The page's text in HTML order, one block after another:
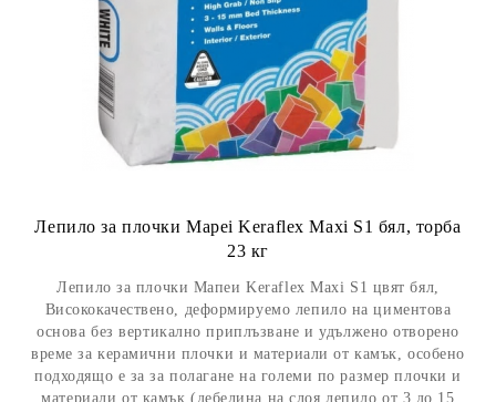
Лепило за плочки Mapei Keraflex Maxi S1 бял, торба
23 кг
Лепило за плочки Мапеи Keraflex Maxi S1 цвят бял,
Висококачествено, деформируемо лепило на циментова
основа без вертикално приплъзване и удължено отворено
време за керамични плочки и материали от камък, особено
подходящо е за за полагане на големи по размер плочки и
материали от камък (дебелина на слоя лепило от 3 до 15